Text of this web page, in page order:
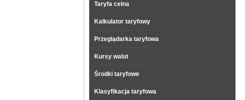
Taryfa celna
Kalkulator taryfowy
Przeglądarka taryfowa
Kursy walut
Środki taryfowe
Klasyfikacja taryfowa